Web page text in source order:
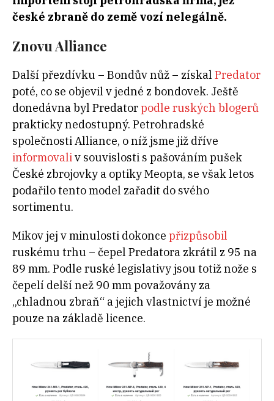
české zbraně do země vozí nelegálně.
Znovu Alliance
Další přezdívku – Bondův nůž – získal Predator
poté, co se objevil v jedné z bondovek. Ještě
donedávna byl Predatorpodle ruských blogerů
prakticky nedostupný. Petrohradské
společnosti Alliance, o níž jsme již dříve
informovaliv souvislosti s pašováním pušek
České zbrojovky a optiky Meopta, se však letos
podařilo tento model zařadit do svého
sortimentu.
Mikov jej v minulosti dokonce přizpůsobil
ruskému trhu – čepel Predatora zkrátil z 95 na
89 mm. Podle ruské legislativy jsou totiž nože s
čepelí delší než 90 mm považovány za
„chladnou zbraň“ a jejich vlastnictví je možné
pouze na základě licence.